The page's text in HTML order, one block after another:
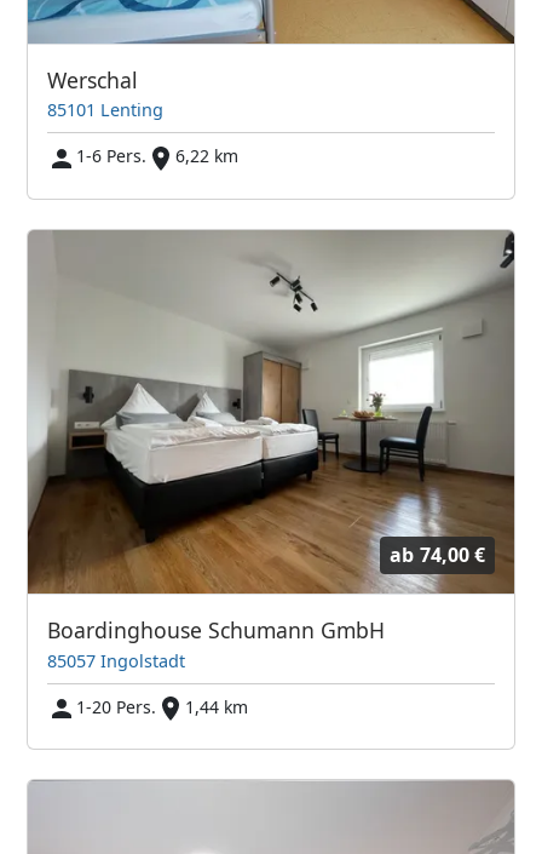
Werschal
85101 Lenting
1-6 Pers.
6,22 km
ab 74,00 €
Boardinghouse Schumann GmbH
85057 Ingolstadt
1-20 Pers.
1,44 km